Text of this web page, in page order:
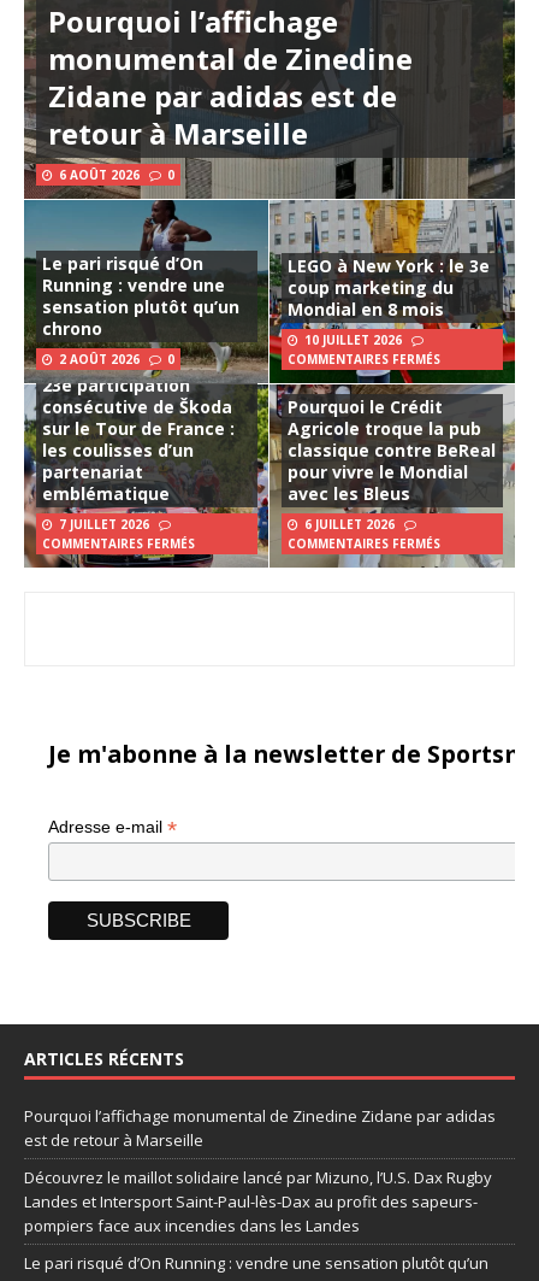
Pourquoi l’affichage
monumental de Zinedine
Zidane par adidas est de
retour à Marseille
6 AOÛT 2026 0
Le pari risqué d’On
Running : vendre une
sensation plutôt qu’un
chrono
2 AOÛT 2026 0
LEGO à New York : le 3e
coup marketing du
Mondial en 8 mois
10 JUILLET 2026
COMMENTAIRES FERMÉS
23e participation
consécutive de Škoda
sur le Tour de France :
les coulisses d’un
partenariat
emblématique
7 JUILLET 2026
COMMENTAIRES FERMÉS
Pourquoi le Crédit
Agricole troque la pub
classique contre BeReal
pour vivre le Mondial
avec les Bleus
6 JUILLET 2026
COMMENTAIRES FERMÉS
Je m'abonne à la newsletter de
Adresse e-mail *
ARTICLES RÉCENTS
Pourquoi l’affichage monumental de Zinedine Zidane par adidas
est de retour à Marseille
Découvrez le maillot solidaire lancé par Mizuno, l’U.S. Dax Rugby
Landes et Intersport Saint-Paul-lès-Dax au profit des sapeurs-
pompiers face aux incendies dans les Landes
Le pari risqué d’On Running : vendre une sensation plutôt qu’un